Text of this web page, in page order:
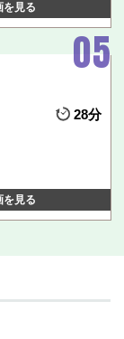
を見る
28分
を見る